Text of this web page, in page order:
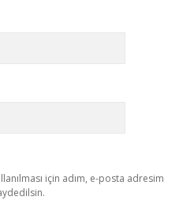
için adım, e-posta adresim